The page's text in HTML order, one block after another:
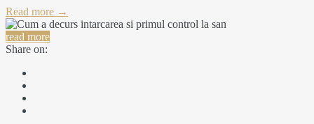
Read more →
read more
Share on: